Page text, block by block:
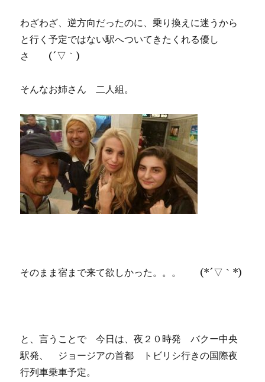
わざわざ、逆方向だったのに、乗り換えに迷うから
と行く予定ではない駅へついてきたくれる優し
さ (´▽｀)
そんなお姉さん 二人組。
そのまま宿まで来て欲しかった。。。 (*´▽｀*)
と、言うことで 今日は、夜２０時発 バクー中央
駅発、 ジョージアの首都 トビリシ行きの国際夜
行列車乗車予定。